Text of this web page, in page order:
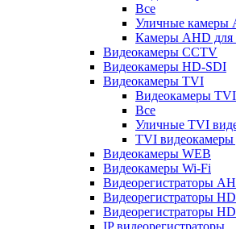
Все
Уличные камеры
Камеры AHD
Видеокамеры CCTV
Видеокамеры HD-SDI
Видеокамеры TVI
Видеокамеры TVI
Все
Уличные TVI
TVI
Видеокамеры WEB
Видеокамеры Wi-Fi
Видеорегистраторы
Видеорегистраторы
Видеорегистраторы
IP видеорегистраторы